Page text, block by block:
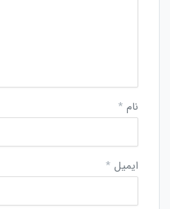
نام *
ایمیل *